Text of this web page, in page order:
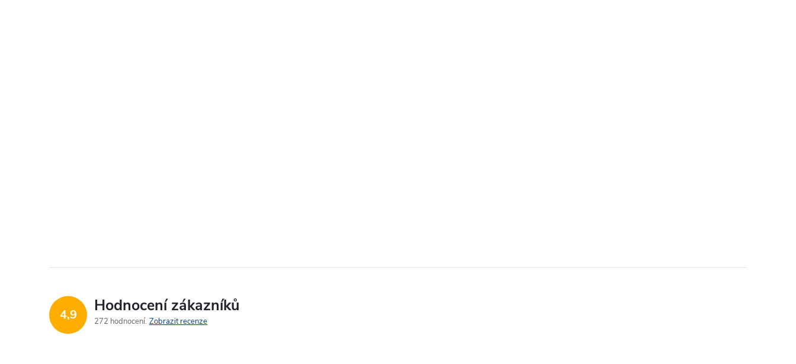
4,9 Hodnocení zákazníků
272 hodnocení Zobrazit recenze